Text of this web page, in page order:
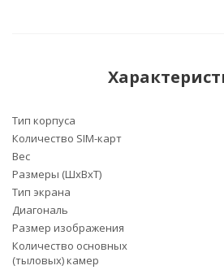
Тип корпуса
Количество SIM-карт
Вес
Размеры (ШxВxТ)
Тип экрана
Диагональ
Размер изображения
Количество основных
(тыловых) камер